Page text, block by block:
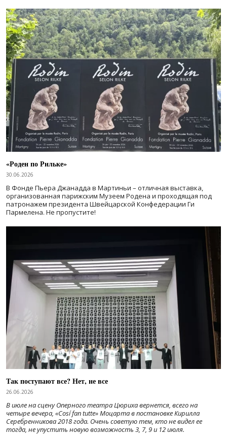
«Роден по Рильке»
30.06.2026
В Фонде Пьера Джанадда в Мартиньи – отличная выставка,
организованная парижским Музеем Родена и проходящая под
патронажем президента Швейцарской Конфедерации Ги
Пармелена. Не пропустите!
Так поступают все? Нет, не все
26.06.2026
В июле на сцену Оперного театра Цюриха вернется, всего на
четыре вечера, «Cosí fan tutte» Моцарта в постановке Кирилла
Серебренникова 2018 года. Очень советую тем, кто не видел ее
тогда, не упустить новую возможность 3, 7, 9 и 12 июля.